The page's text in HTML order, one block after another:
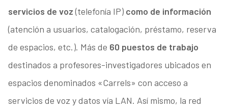
servicios de voz(telefonía IP) como de información
(atención a usuarios, catalogación, préstamo, reserva
de espacios, etc.). Más de 60 puestos de trabajo
destinados a profesores-investigadores ubicados en
espacios denominados «Carrels» con acceso a
servicios de voz y datos vía LAN. Así mismo, la red